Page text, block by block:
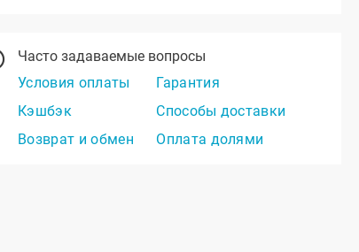
Часто задаваемые вопросы
Условия оплаты
Гарантия
Кэшбэк
Способы доставки
Возврат и обмен
Оплата долями